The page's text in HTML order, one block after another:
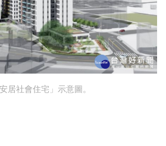
安居社會住宅」示意圖。